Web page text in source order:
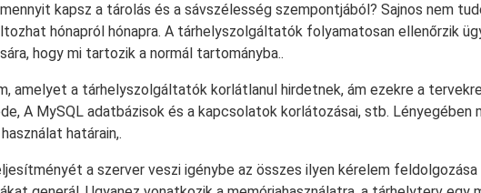
kapsz a tárolás és a sávszélesség szempontjából? Sajnos nem
hónapról hónapra. A tárhelyszolgáltatók folyamatosan ellenőrzik
hogy mi tartozik a normál tartományba..
amelyet a tárhelyszolgáltatók korlátlanul hirdetnek, ám ezekre a
A MySQL adatbázisok és a kapcsolatok korlátozásai, stb.
határain,.
a szerver veszi igénybe az összes ilyen kérelem